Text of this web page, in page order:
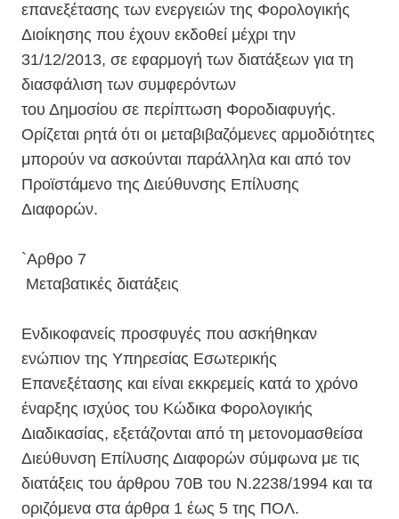
επανεξέτασης των ενεργειών της Φορολογικής
Διοίκησης που έχουν εκδοθεί μέχρι την
31/12/2013, σε εφαρμογή των διατάξεων για τη
διασφάλιση των συμφερόντων
του Δημοσίου σε περίπτωση Φοροδιαφυγής.
Ορίζεται ρητά ότι οι μεταβιβαζόμενες αρμοδιότητες
μπορούν να ασκούνται παράλληλα και από τον
Προϊστάμενο της Διεύθυνσης Επίλυσης
Διαφορών.
`Αρθρο 7
Μεταβατικές διατάξεις
Ενδικοφανείς προσφυγές που ασκήθηκαν
ενώπιον της Υπηρεσίας Εσωτερικής
Επανεξέτασης και είναι εκκρεμείς κατά το χρόνο
έναρξης ισχύος του Κώδικα Φορολογικής
Διαδικασίας, εξετάζονται από τη μετονομασθείσα
Διεύθυνση Επίλυσης Διαφορών σύμφωνα με τις
διατάξεις του άρθρου 70Β του Ν.2238/1994 και τα
οριζόμενα στα άρθρα 1 έως 5 της ΠΟΛ.